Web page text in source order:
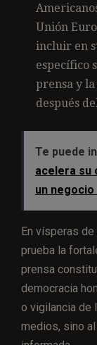
Unión
incluir en
específico
prensa y
después
Te puede
acelera su
un
En vísperas
prueba la
prensa
democracia
o vigilancia de
medios, sino